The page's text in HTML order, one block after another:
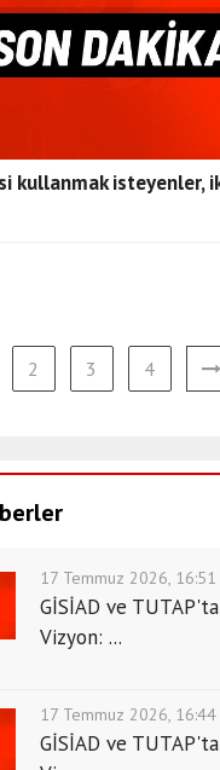
kullanmak isteyenler,
2 3 4
17 Temmuz 2026, 16:51
GİSİAD ve
Vizyon: ...
17 Temmuz 2026, 16:44
GİSİAD ve